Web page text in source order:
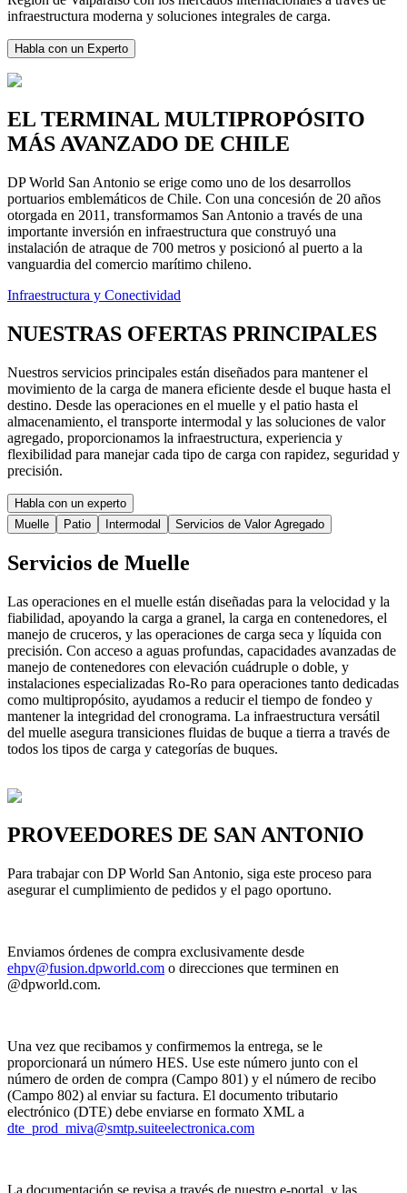
infraestructura moderna y soluciones integrales de carga.
Habla con un Experto
EL TERMINAL MULTIPROPÓSITO
MÁS AVANZADO DE CHILE
DP World San Antonio se erige como uno de los desarrollos
portuarios emblemáticos de Chile. Con una concesión de 20 años
otorgada en 2011, transformamos San Antonio a través de una
importante inversión en infraestructura que construyó una
instalación de atraque de 700 metros y posicionó al puerto a la
vanguardia del comercio marítimo chileno.
Infraestructura y Conectividad
NUESTRAS OFERTAS PRINCIPALES
Nuestros servicios principales están diseñados para mantener el
movimiento de la carga de manera eficiente desde el buque hasta el
destino. Desde las operaciones en el muelle y el patio hasta el
almacenamiento, el transporte intermodal y las soluciones de valor
agregado, proporcionamos la infraestructura, experiencia y
flexibilidad para manejar cada tipo de carga con rapidez, seguridad y
precisión.
Habla con un experto
Muelle
Patio Intermodal Servicios de Valor Agregado
Servicios de Muelle
Las operaciones en el muelle están diseñadas para la velocidad y la
fiabilidad, apoyando la carga a granel, la carga en contenedores, el
manejo de cruceros, y las operaciones de carga seca y líquida con
precisión. Con acceso a aguas profundas, capacidades avanzadas de
manejo de contenedores con elevación cuádruple o doble, y
instalaciones especializadas Ro-Ro para operaciones tanto dedicadas
como multipropósito, ayudamos a reducir el tiempo de fondeo y
mantener la integridad del cronograma. La infraestructura versátil
del muelle asegura transiciones fluidas de buque a tierra a través de
todos los tipos de carga y categorías de buques.
PROVEEDORES DE SAN ANTONIO
Para trabajar con DP World San Antonio, siga este proceso para
asegurar el cumplimiento de pedidos y el pago oportuno.
Enviamos órdenes de compra exclusivamente desde
ehpv@fusion.dpworld.com o direcciones que terminen en
@dpworld.com.
Una vez que recibamos y confirmemos la entrega, se le
proporcionará un número HES. Use este número junto con el
número de orden de compra (Campo 801) y el número de recibo
(Campo 802) al enviar su factura. El documento tributario
electrónico (DTE) debe enviarse en formato XML a
dte_prod_miva@smtp.suiteelectronica.com